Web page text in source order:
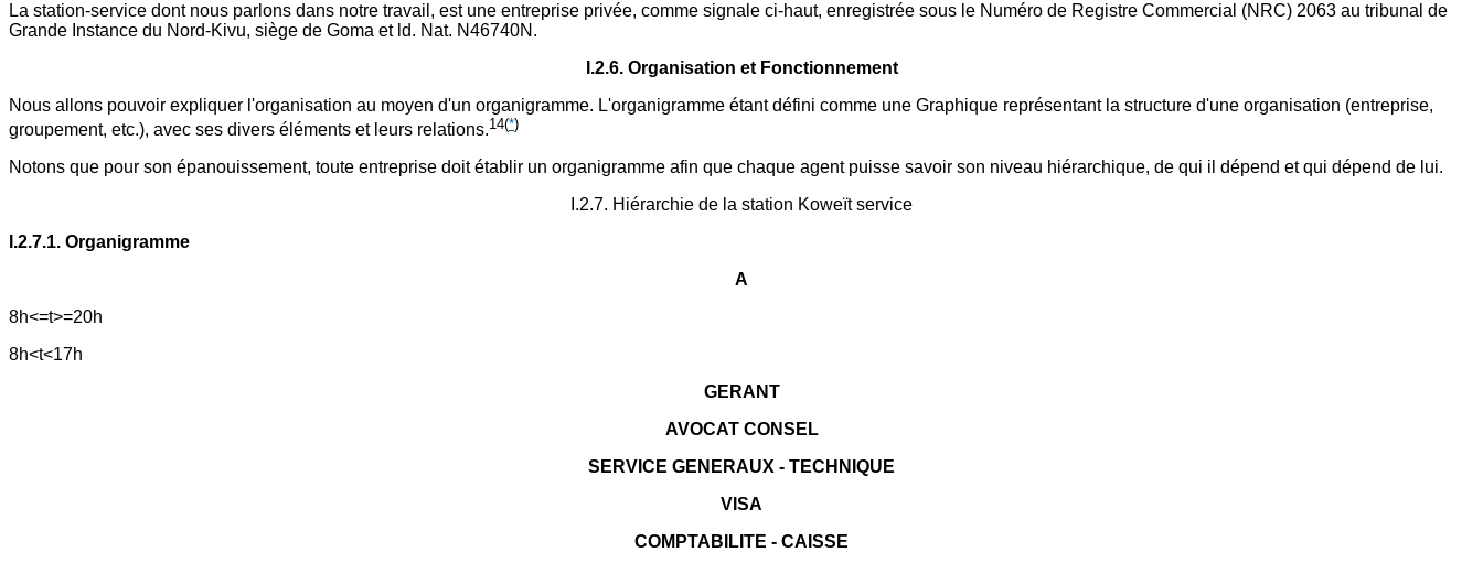
La station-service dont nous parlons dans notre travail, est une entreprise privée, comme signale ci-haut, enregistrée sous le Numéro de Registre Commercial (NRC) 2063 au tribunal de
Grande Instance du Nord-Kivu, siège de Goma et ld. Nat. N46740N.
I.2.6. Organisation et Fonctionnement
Nous allons pouvoir expliquer l'organisation au moyen d'un organigramme. L'organigramme étant défini comme une Graphique représentant la structure d'une organisation (entreprise,
groupement, etc.), avec ses divers éléments et leurs relations.14(*)
Notons que pour son épanouissement, toute entreprise doit établir un organigramme afin que chaque agent puisse savoir son niveau hiérarchique, de qui il dépend et qui dépend de lui.
I.2.7. Hiérarchie de la station Koweït service
I.2.7.1. Organigramme
A
8h<=t>=20h
8h<t<17h
GERANT
AVOCAT CONSEL
SERVICE GENERAUX - TECHNIQUE
VISA
COMPTABILITE - CAISSE